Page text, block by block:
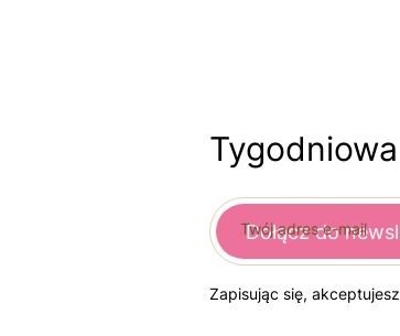
Twój adres e-mail
Dołącz do
Zapisując się,